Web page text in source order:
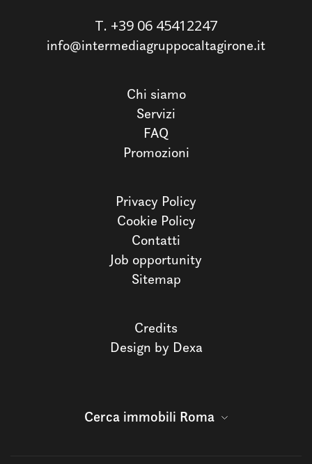
T. +39 06 45412247
info@intermediagruppocaltagirone.it
Chi siamo
Servizi
FAQ
Promozioni
Privacy Policy
Cookie Policy
Contatti
Job opportunity
Sitemap
Credits
Design by Dexa
Cerca immobili Roma